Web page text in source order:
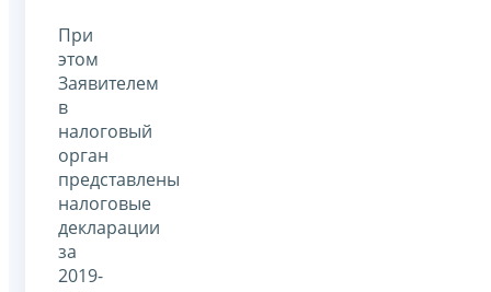
При
этом
Заявителем
в
налоговый
орган
представлены
налоговые
декларации
за
2019-